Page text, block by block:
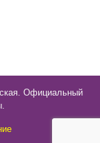
Официальный